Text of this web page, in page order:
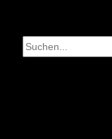
Inhalt
springen
Suchen